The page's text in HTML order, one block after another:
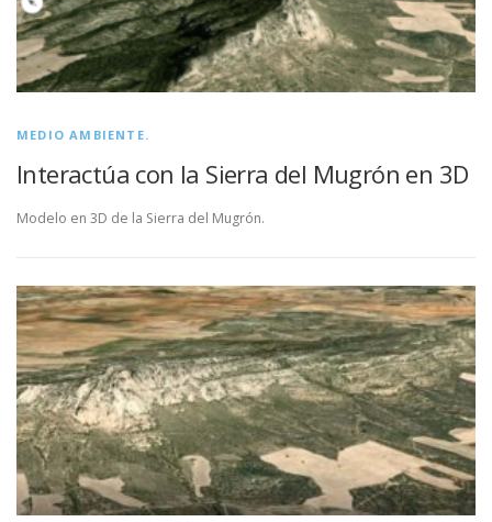
MEDIO AMBIENTE.
Interactúa con la Sierra del Mugrón en 3D
Modelo en 3D de la Sierra del Mugrón.